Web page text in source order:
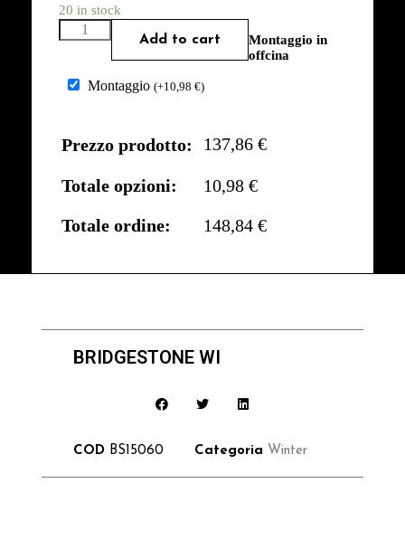
20 in stock
Add to cart
Montaggio in
offcina
Montaggio (+10,98 €)
Prezzo prodotto: 137,86 €
Totale opzioni:
10,98 €
Totale ordine:
148,84 €
BRIDGESTONE WI
COD BS15060 Categoria Winter